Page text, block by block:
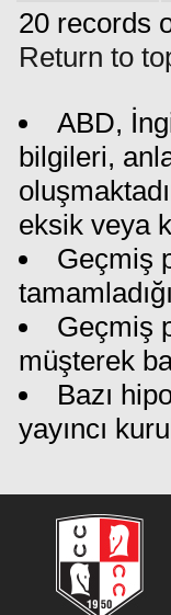
20 records
Return to
ABD,
bilgileri,
eksik veya
Geçmiş
Geçmiş
müşterek
Bazı
yayıncı